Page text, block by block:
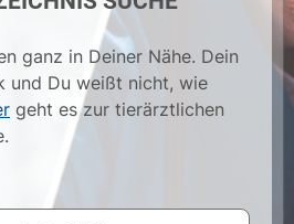
ganz in Deiner Nähe. Dein
und Du weißt nicht, wie
geht es zur tierärztlichen